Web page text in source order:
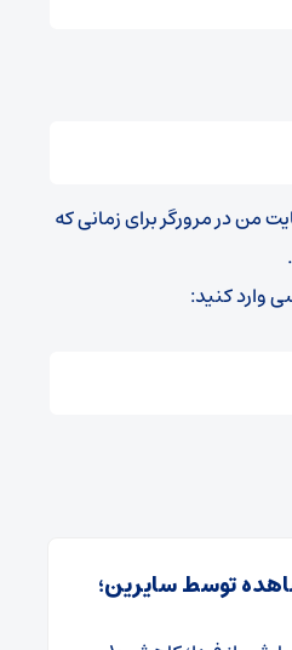
من در مرورگر برای زمانی که
وارد کنید:
توسط سایرین؛